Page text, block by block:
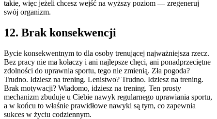
takie, więc jeżeli chcesz wejść na wyższy poziom — zregeneruj
swój organizm.
12. Brak konsekwencji
Bycie konsekwentnym to dla osoby trenującej najważniejsza rzecz.
Bez pracy nie ma kołaczy i ani najlepsze chęci, ani ponadprzeciętne
zdolności do uprawnia sportu, tego nie zmienią. Zła pogoda?
Trudno. Idziesz na trening. Lenistwo? Trudno. Idziesz na trening.
Brak motywacji? Wiadomo, idziesz na trening. Ten prosty
mechanizm zbuduje u Ciebie nawyk regularnego uprawiania sportu,
a w końcu to właśnie prawidłowe nawyki są tym, co zapewnia
sukces w życiu codziennym.